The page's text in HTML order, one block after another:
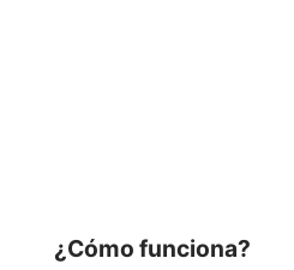
¿Cómo funciona?